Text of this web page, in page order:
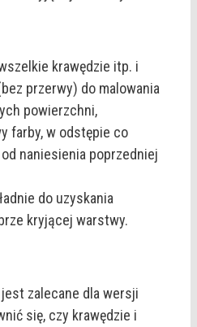
krawędzie itp. i
przerwy) do malowania
powierzchni,
farby, w odstępie co
naniesienia poprzedniej
do uzyskania
kryjącej warstwy.
zalecane dla wersji
się, czy krawędzie i